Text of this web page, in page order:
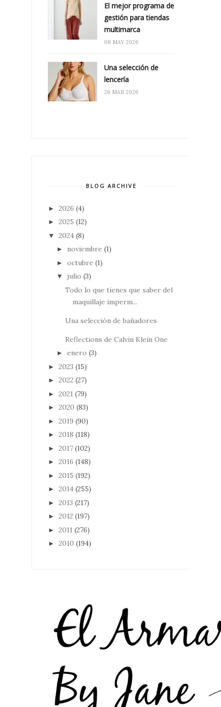
El mejor programa de
gestión para tiendas
multimarca
08 MAY 2026
Una selección de
lencería
26 MAR 2026
BLOG ARCHIVE
► 2026 (4)
► 2025 (12)
▼ 2024 (8)
► noviembre (1)
► octubre (1)
▼ julio (3)
Todo lo que tienes que saber del
maquillaje imperm...
Una selección de bañadores
Reflections de Calvin Klein One
► enero (3)
► 2023 (15)
► 2022 (27)
► 2021 (79)
► 2020 (83)
► 2019 (90)
► 2018 (118)
► 2017 (102)
► 2016 (148)
► 2015 (192)
► 2014 (255)
► 2013 (217)
► 2012 (197)
► 2011 (276)
► 2010 (194)